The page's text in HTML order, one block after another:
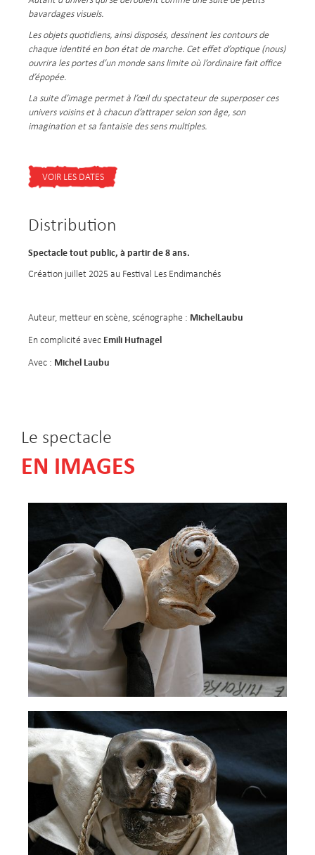
bavardages visuels.
Les objets quotidiens, ainsi disposés, dessinent les contours de
chaque identité en bon état de marche. Cet effet d’optique (nous)
ouvrira les portes d’un monde sans limite où l’ordinaire fait office
d’épopée.
La suite d’image permet à l’œil du spectateur de superposer ces
univers voisins et à chacun d’attraper selon son âge, son
imagination et sa fantaisie des sens multiples.
VOIR LES DATES
Distribution
Spectacle tout public, à partir de 8 ans.
Création juillet 2025 au Festival Les Endimanchés
Auteur, metteur en scène, scénographe : MichelLaubu
En complicité avec Emili Hufnagel
Avec : Michel Laubu
Le spectacle
EN IMAGES